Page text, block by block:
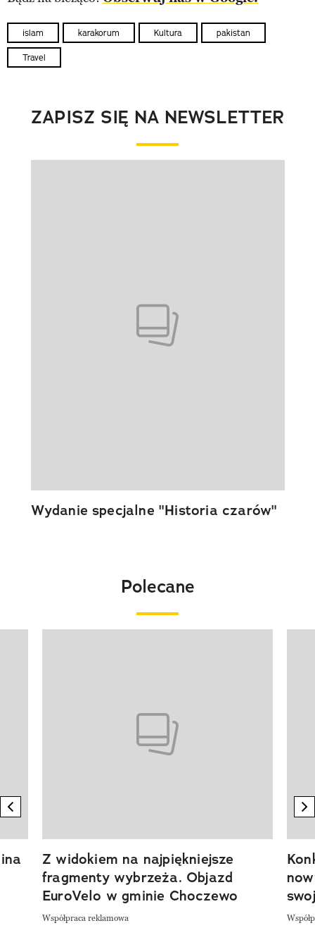
islam karakorum Kultura pakistan
Travel
ZAPISZ SIĘ NA NEWSLETTER
Wydanie specjalne "Historia czarów"
Polecane
previous element
Z widokiem na najpiękniejsze
fragmenty wybrzeża. Objazd
EuroVelo w gminie Choczewo
Współpraca reklamowa